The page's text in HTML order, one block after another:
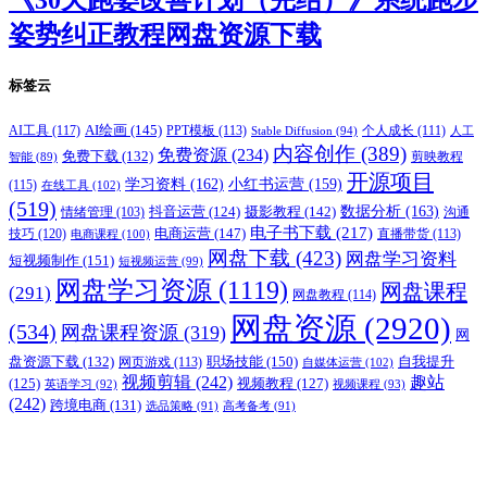
姿势纠正教程网盘资源下载
标签云
AI工具 (117) AI绘画 (145) PPT模板 (113) Stable Diffusion (94) 个人成长 (111) 人工
智能 (89) 免费下载 (132) 免费资源 (234) 内容创作 (389) 剪映教程
(115) 在线工具 (102) 学习资料 (162) 小红书运营 (159) 开源项目
(519) 情绪管理 (103) 抖音运营 (124) 摄影教程 (142) 数据分析 (163) 沟通
技巧 (120) 电商课程 (100) 电商运营 (147) 电子书下载 (217) 直播带货 (113)
短视频制作 (151) 短视频运营 (99) 网盘下载 (423) 网盘学习资料
(291) 网盘学习资源 (1119) 网盘教程 (114) 网盘课程
(534) 网盘课程资源 (319) 网盘资源 (2920) 网
盘资源下载 (132) 网页游戏 (113) 职场技能 (150) 自媒体运营 (102) 自我提升
(125) 英语学习 (92) 视频剪辑 (242) 视频教程 (127) 视频课程 (93) 趣站
(242) 跨境电商 (131) 选品策略 (91) 高考备考 (91)